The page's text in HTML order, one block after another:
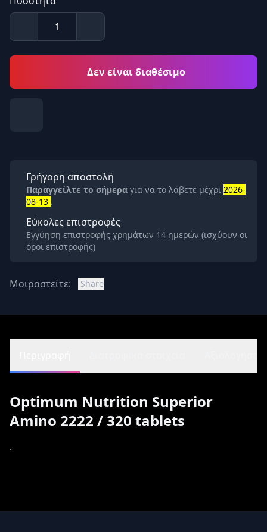
Δεν είναι διαθέσιμο
Γρήγορη αποστολή
Παραγγείλτε το σήμερα για να το λάβετε μέχρι 2026-
08-13 .
Εύκολες επιστροφές
Εγγύηση επιστροφής χρημάτων 14 ημερών (ισχύουν οι
όροι επιστροφής)
Μοιραστείτε: Share
Optimum Nutrition Superior
Amino 2222 / 320 tablets
.